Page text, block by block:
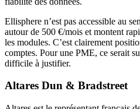
Ellisphere n’est pas accessible au
autour de 500 €/mois et montent
les modules. C’est clairement
comptes. Pour une PME, ce serait
difficile à justifier.
Altares Dun & Bradstreet